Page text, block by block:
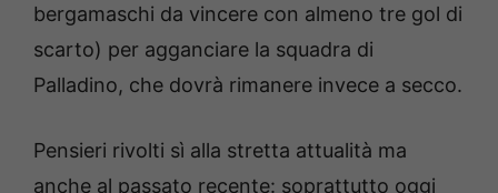
bergamaschi da vincere con almeno tre gol di
scarto) per agganciare la squadra di
Palladino, che dovrà rimanere invece a secco.
Pensieri rivolti sì alla stretta attualità ma
anche al passato recente: soprattutto oggi